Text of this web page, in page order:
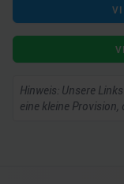
Hinweis: Unsere
eine kleine